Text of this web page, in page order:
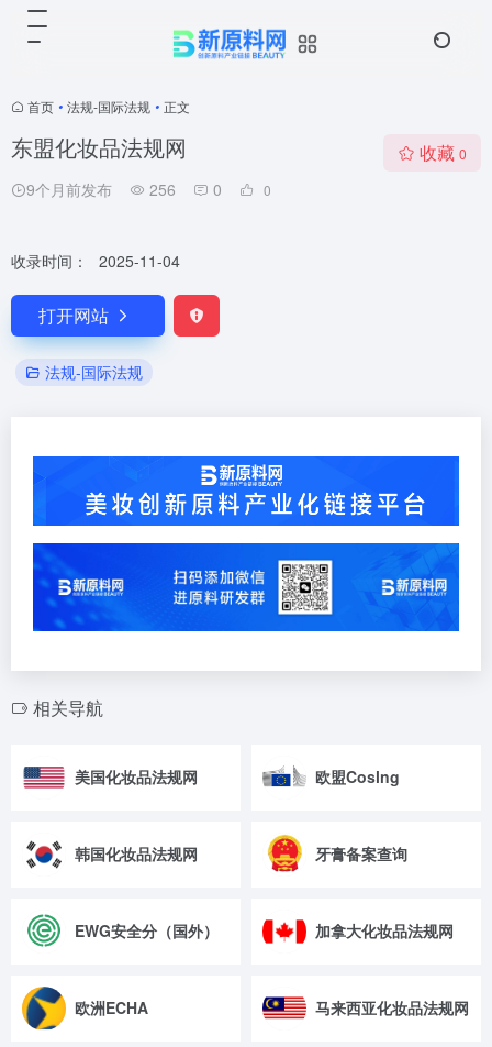
首页 • 法规-国际法规 • 正文
东盟化妆品法规网
9个月前发布 256 0 0
收藏 0
收录时间： 2025-11-04
打开网站
法规-国际法规
相关导航
美国化妆品法规网 欧盟Coslng
韩国化妆品法规网 牙膏备案查询
EWG安全分（国外） 加拿大化妆品法规网
欧洲ECHA 马来西亚化妆品法规网